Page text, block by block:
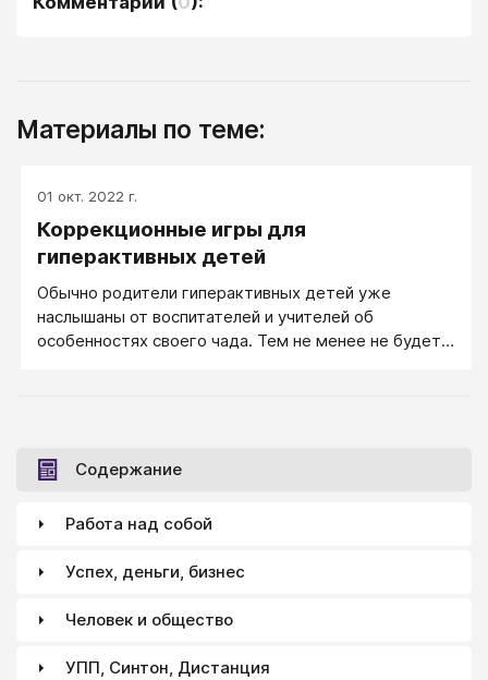
Материалы по теме:
01 окт. 2022 г.
Коррекционные игры для
гиперактивных детей
Обычно родители гиперактивных детей уже
наслышаны от воспитателей и учителей об
особенностях своего чада. Тем не менее не будет
не доводит до конца начатое дело, забывает о
поручениях, ненавидит скучные и длинные задания и
последовательным и долго удерживать внимание на
Содержание
Работа над собой
Успех, деньги, бизнес
Человек и общество
УПП, Синтон, Дистанция